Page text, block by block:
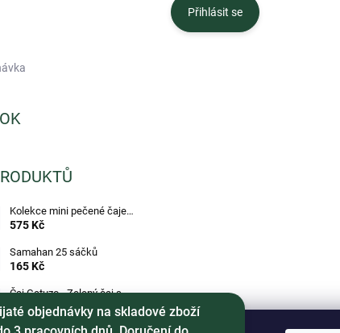
objednávky na skladové zboží
Přihlásit se
Kolekce mini pečené čaje
Notea Zimní 60ml 24ks
575 Kč
Samahan 25 sáčků
165 Kč
Čaj Gatuzo - Zelený čaj s
ruží a mangem, 1ks
17 Kč